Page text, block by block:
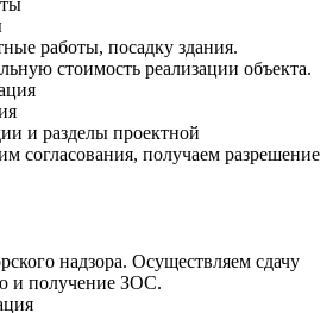
работы, посадку здания.
стоимость реализации объекта.
и разделы проектной
согласования, получаем разрешение
надзора. Осуществляем сдачу
и получение ЗОС.